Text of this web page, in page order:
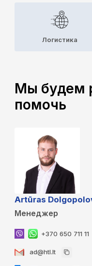
Логистика
Мы будем
помочь
Artūras
Менеджер
+370 650 711 11
ad@htl.lt